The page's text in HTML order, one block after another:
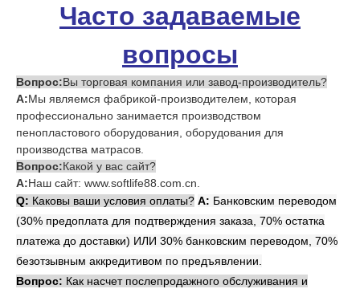
Часто задаваемые
вопросы
Вопрос:Вы торговая компания или завод-производитель?
А:Мы являемся фабрикой-производителем, которая
профессионально занимается производством
пенопластового оборудования, оборудования для
производства матрасов.
Вопрос:Какой у вас сайт?
А:Наш сайт: www.softlife88.com.cn.
Q: Каковы ваши условия оплаты? А: Банковским переводом
(30% предоплата для подтверждения заказа, 70% остатка
платежа до доставки) ИЛИ 30% банковским переводом, 70%
безотзывным аккредитивом по предъявлении.
Вопрос: Как насчет послепродажного обслуживания и